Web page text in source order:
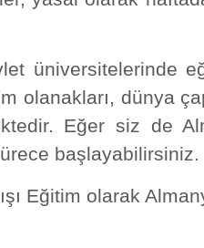
üniversitelerinde
olanakları, dünya
Eğer siz de
başlayabilirsiniz.
Eğitim olarak